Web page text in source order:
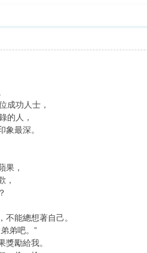
成功人士，
的人，
最深。
果，
，
能總想著自己。
弟吧。”
勵給我。